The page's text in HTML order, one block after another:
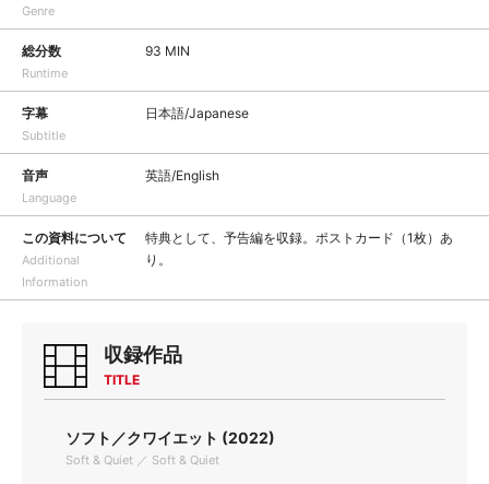
Genre
総分数
Runtime
93 MIN
字幕
Subtitle
日本語/Japanese
音声
Language
英語/English
この資料について
Additional
Information
特典として、予告編を収録。ポストカード（1枚）あ
り。
収録作品
TITLE
ソフト／クワイエット (2022)
Soft & Quiet ／ Soft & Quiet